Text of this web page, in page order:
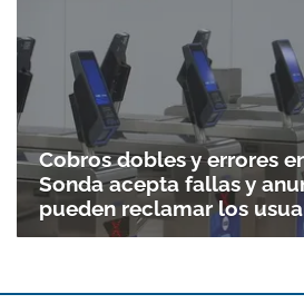
Gracias por suscribirte a
Cobros dobles y errores
Sonda acepta fallas y
pueden reclamar los